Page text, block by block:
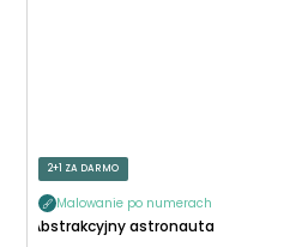
2+1 ZA DARMO
Malowanie po numerach
Abstrakcyjny astronauta